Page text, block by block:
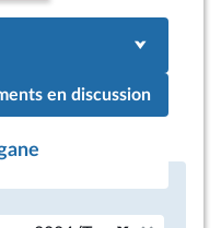
en discussion